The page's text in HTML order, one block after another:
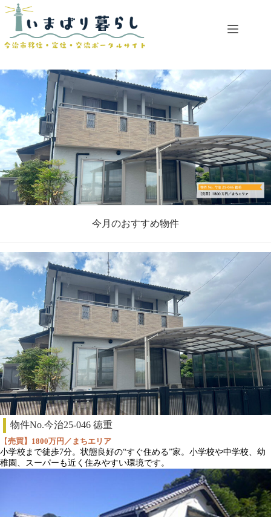
コ
ン
へ
ッ
プ
今月のおすすめ物件
物件No.今治25-046 徳重
【売買】1800万円／まちエリア
小学校まで徒歩7分。状態良好の“すぐ住める”家。小学校や中学校、幼
稚園、スーパーも近く住みやすい環境です。